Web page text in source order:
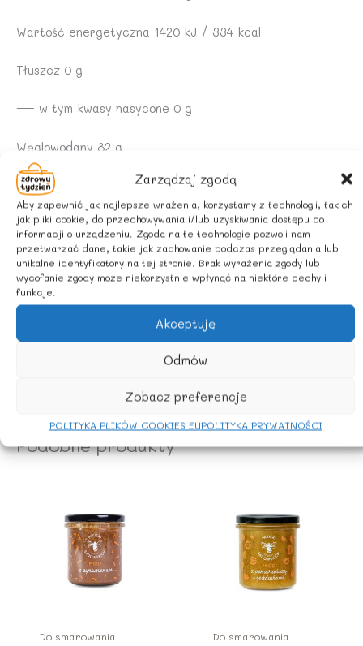
Zarządzaj zgodą
Aby zapewnić jak najlepsze wrażenia, korzystamy z technologii, takich
jak pliki cookie, do przechowywania i/lub uzyskiwania dostępu do
informacji o urządzeniu. Zgoda na te technologie pozwoli nam
przetwarzać dane, takie jak zachowanie podczas przeglądania lub
unikalne identyfikatory na tej stronie. Brak wyrażenia zgody lub
wycofanie zgody może niekorzystnie wpłynąć na niektóre cechy i
funkcje.
Akceptuję
Odmów
Zobacz preferencje
POLITYKA PLIKÓW COOKIES EUPOLITYKA PRYWATNOŚCI
Wartość energetyczna 1420 kJ / 334 kcal
Tłuszcz 0 g
— w tym kwasy nasycone 0 g
Węglowodany 82 g
— w tym cukry 74 g
Białko 0,7 g
Sól 0 g
WARUNKI PRZECHOWYWANIA:
Przechowywać w ciemnym i chłodnym miejscu.
Podobne produkty
Do smarowania Do smarowania